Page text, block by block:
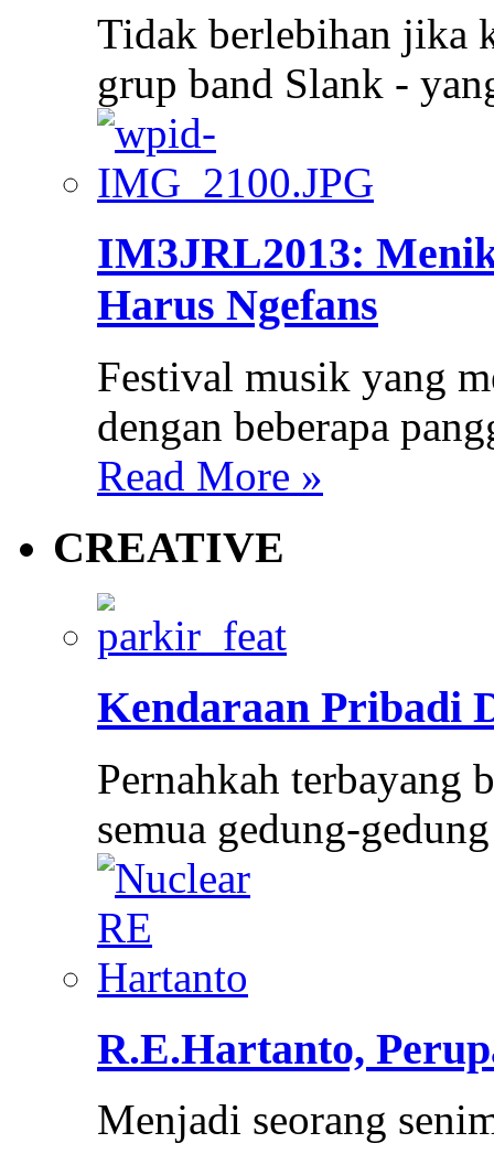
Tidak berlebihan jika
grup band Slank -
IM3JRL2013:
Harus Ngefans
Festival musik yang
dengan beberapa
Read More »
CREATIVE
Kendaraan Pribadi
Pernahkah terbayang
semua gedung-
R.E.Hartanto,
Menjadi seorang